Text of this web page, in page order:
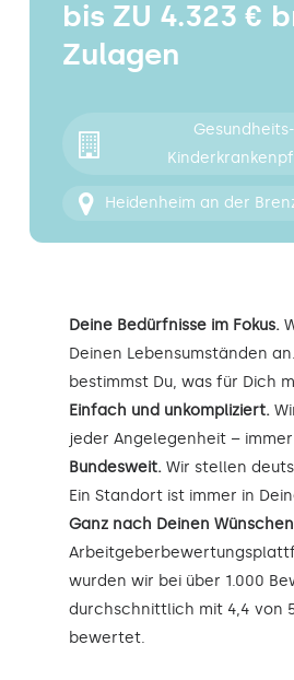
Kontaktbis ZU 4.323 €
Zulagen
Heidenheim an der
Deine Bedürfnisse im Fokus.
Deinen Lebensumständen
bestimmst Du, was für Dich
Einfach und unkompliziert.
jeder Angelegenheit –
Bundesweit. Wir stellen
Ein Standort ist immer in
Ganz nach Deinen
wurden wir bei über 1.000
durchschnittlich mit 4,4 von
bewertet.